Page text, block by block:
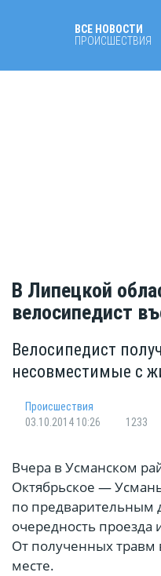
ВСЕ НОВОСТИ
ПРОИСШЕСТВИЯ
В Липецкой
велосипедист
Велосипедист
несовместимые с
Происшествия
03.10.2014 10:26
1233
Вчера в Усманском
Октябрьское —
по
очередность проезда
От полученных травм
месте.